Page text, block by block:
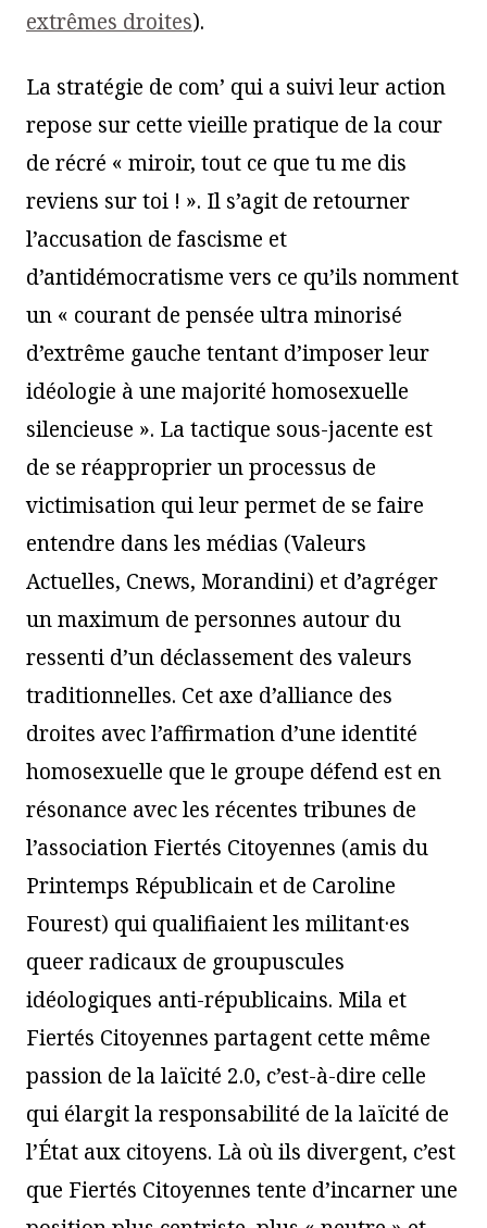
extrêmes droites).
La stratégie de com’ qui a suivi leur action
repose sur cette vieille pratique de la cour
de récré « miroir, tout ce que tu me dis
reviens sur toi ! ». Il s’agit de retourner
l’accusation de fascisme et
d’antidémocratisme vers ce qu’ils nomment
un « courant de pensée ultra minorisé
d’extrême gauche tentant d’imposer leur
idéologie à une majorité homosexuelle
silencieuse ». La tactique sous-jacente est
de se réapproprier un processus de
victimisation qui leur permet de se faire
entendre dans les médias (Valeurs
Actuelles, Cnews, Morandini) et d’agréger
un maximum de personnes autour du
ressenti d’un déclassement des valeurs
traditionnelles. Cet axe d’alliance des
droites avec l’affirmation d’une identité
homosexuelle que le groupe défend est en
résonance avec les récentes tribunes de
l’association Fiertés Citoyennes (amis du
Printemps Républicain et de Caroline
Fourest) qui qualifiaient les militant·es
queer radicaux de groupuscules
idéologiques anti-républicains. Mila et
Fiertés Citoyennes partagent cette même
passion de la laïcité 2.0, c’est-à-dire celle
qui élargit la responsabilité de la laïcité de
l’État aux citoyens. Là où ils divergent, c’est
que Fiertés Citoyennes tente d’incarner une